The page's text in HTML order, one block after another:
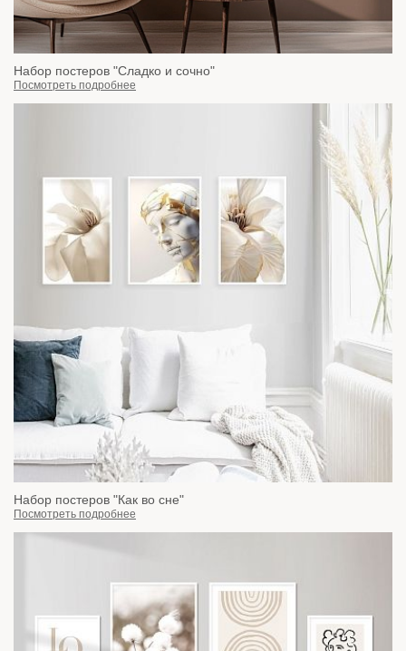
Набор постеров "Сладко и сочно"
Посмотреть подробнее
Набор постеров "Как во сне"
Посмотреть подробнее